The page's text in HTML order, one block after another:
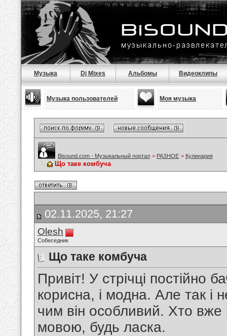
Музыка Dj Mixes Альбомы Видеоклипы
Музыка пользователей Моя музыка
Bisound.com - Музыкальный портал > РАЗНОЕ > Кулинария
Що таке комбуча
02.11.2025, 21:27
Olesh
Собеседник
Що таке комбуча
Привіт! У стрічці постійно
корисна, і модна. Але так і
чим він особливий. Хто
мовою, будь ласка.